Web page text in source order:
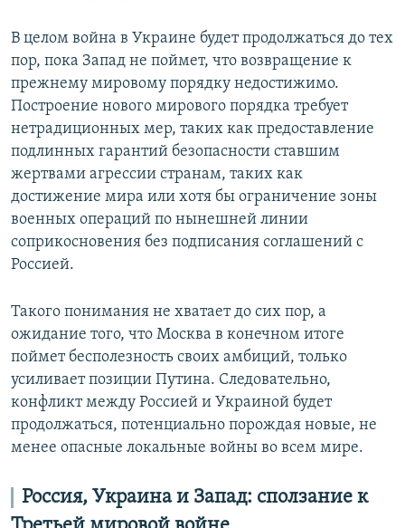
В целом война в Украине будет продолжаться до тех
пор, пока Запад не поймет, что возвращение к
прежнему мировому порядку недостижимо.
Построение нового мирового порядка требует
нетрадиционных мер, таких как предоставление
подлинных гарантий безопасности ставшим
жертвами агрессии странам, таких как
достижение мира или хотя бы ограничение зоны
военных операций по нынешней линии
соприкосновения без подписания соглашений с
Россией.
Такого понимания не хватает до сих пор, а
ожидание того, что Москва в конечном итоге
поймет бесполезность своих амбиций, только
усиливает позиции Путина. Следовательно,
конфликт между Россией и Украиной будет
продолжаться, потенциально порождая новые, не
менее опасные локальные войны во всем мире.
Россия, Украина и Запад: сползание к